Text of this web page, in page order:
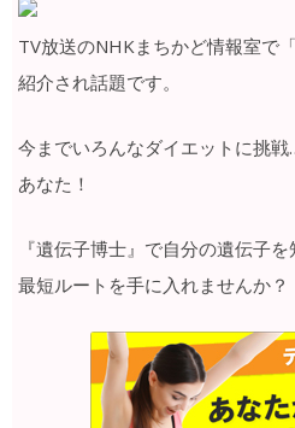
TV放送のNHKまちかど情報室で
紹介され話題です。
今までいろんなダイエットに挑
あなた！
『遺伝子博士』で自分の遺伝子
最短ルートを手に入れませんか？